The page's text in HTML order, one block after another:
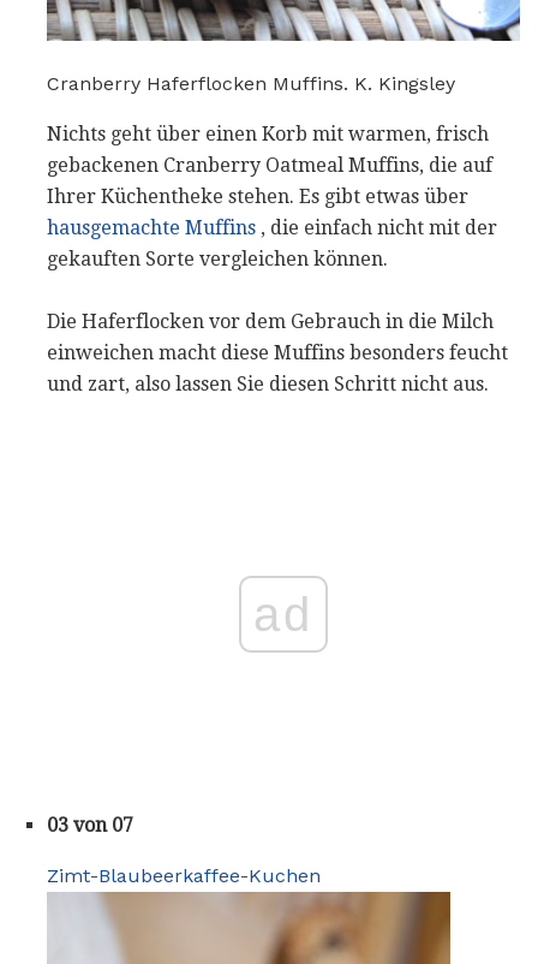
Cranberry Haferflocken Muffins. K. Kingsley
Nichts geht über einen Korb mit warmen, frisch
gebackenen Cranberry Oatmeal Muffins, die auf
Ihrer Küchentheke stehen. Es gibt etwas über
hausgemachte Muffins , die einfach nicht mit der
gekauften Sorte vergleichen können.
Die Haferflocken vor dem Gebrauch in die Milch
einweichen macht diese Muffins besonders feucht
und zart, also lassen Sie diesen Schritt nicht aus.
ad
03 von 07
Zimt-Blaubeerkaffee-Kuchen